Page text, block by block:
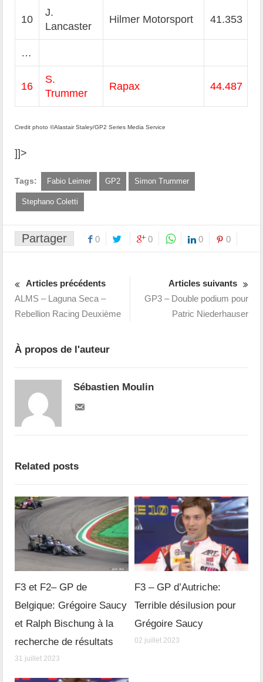
10
J.
Lancaster
Hilmer Motorsport 41.353
…
16
S.
Trummer
Rapax 44.487
Credit photo ©Alastair Staley/GP2 Series Media Service
]]>
Tags: Fabio Leimer GP2 Simon Trummer
Stephano Coletti
Partager 0 0 0 0
Articles précédents
ALMS – Laguna Seca –
Rebellion Racing Deuxième
Articles suivants
GP3 – Double podium pour
Patric Niederhauser
À propos de l'auteur
Sébastien Moulin
Related posts
F3 et F2– GP de
Belgique: Grégoire Saucy
et Ralph Bischung à la
recherche de résultats
31 juillet 2023
F3 – GP d’Autriche:
Terrible désilusion pour
Grégoire Saucy
02 juillet 2023